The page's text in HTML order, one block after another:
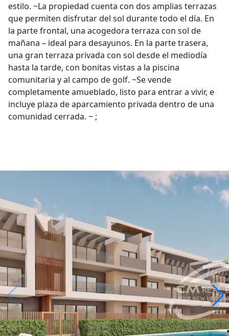
estilo. ~La propiedad cuenta con dos amplias terrazas
que permiten disfrutar del sol durante todo el día. En
la parte frontal, una acogedora terraza con sol de
mañana – ideal para desayunos. En la parte trasera,
una gran terraza privada con sol desde el mediodía
hasta la tarde, con bonitas vistas a la piscina
comunitaria y al campo de golf. ~Se vende
completamente amueblado, listo para entrar a vivir, e
incluye plaza de aparcamiento privada dentro de una
comunidad cerrada. ~ ;